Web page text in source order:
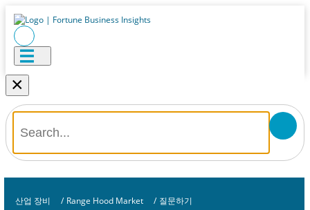
×
산업 장비 / Range Hood Market / 질문하기